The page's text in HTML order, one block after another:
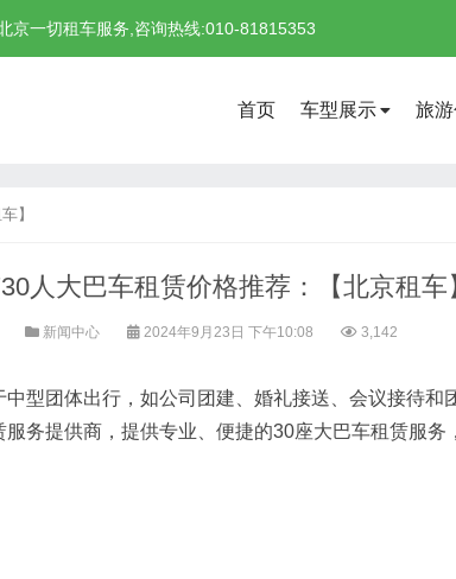
京一切租车服务,咨询热线:010-81815353
首页 车型展示 旅
】
人大巴车租赁价格推荐：【北京租车
新闻中心 2024年9月23日 下午10:08 3,142
团体出行，如公司团建、婚礼接送、会议接待和
务提供商，提供专业、便捷的30座大巴车租赁服